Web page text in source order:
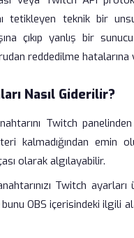
tetikleyen teknik bir
çıkıp yanlış bir
reddedilme hatalarına
Nasıl Giderilir?
Twitch
kalmadığından emin
olarak algılayabilir.
Twitch ayarları
OBS içerisindeki ilgili